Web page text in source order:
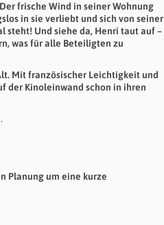
frische Wind in seiner Wohnung
in sie verliebt und sich von seiner
steht! Und siehe da, Henri taut auf –
was für alle Beteiligten zu
Mit französischer Leichtigkeit und
der Kinoleinwand schon in ihren
.
Planung um eine kurze